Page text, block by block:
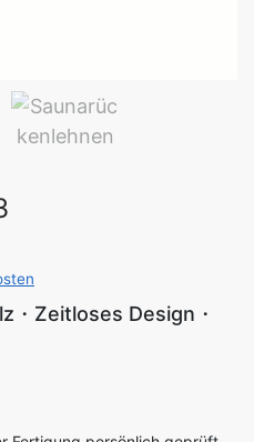
Zeitloses Design・